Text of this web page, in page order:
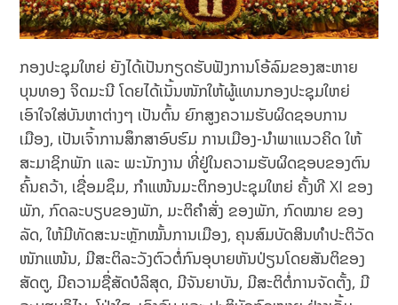
ກອງປະຊຸມໃຫຍ່ ຍັງໄດ້ເປັນກຽດຮັບຟັງການໂອ້ລົມຂອງສະຫາຍ
ບຸນທອງ ຈິດມະນີ ໂດຍໄດ້ເນັ້ນໜັກໃຫ້ຜູ້ແທນກອງປະຊຸມໃຫຍ່
ເອົາໃຈໃສ່ບັນຫາຕ່າງໆ ເປັນຕົ້ນ ຍົກສູງຄວາມຮັບຜິດຊອບການ
ເມືອງ, ເປັນເຈົ້າການສຶກສາອົບຮົມ ການເມືອງ-ນໍາພາແນວຄິດ ໃຫ້
ສະມາຊິກພັກ ແລະ ພະນັກງານ ທີ່ຢູ່ໃນຄວາມຮັບຜິດຊອບຂອງຕົນ
ຄົ້ນຄວ້າ, ເຊື່ອມຊຶມ, ກໍາແໜ້ນມະຕິກອງປະຊຸມໃຫຍ່ ຄັ້ງທີ XI ຂອງ
ພັກ, ກົດລະບຽບຂອງພັກ, ມະຕິຄໍາສັ່ງ ຂອງພັກ, ກົດໝາຍ ຂອງ
ລັດ, ໃຫ້ມີທັດສະນະຫຼັກໝັ້ນການເມືອງ, ຄຸນສົມບັດສິນທໍາປະຕິວັດ
ໜັກແໜ້ນ, ມີສະຕິລະວັງຕົວຕໍ່ກົນອຸບາຍຫັນປ່ຽນໂດຍສັນຕິຂອງ
ສັດຕູ, ມີຄວາມຊື່ສັດບໍລິສຸດ, ມີຈັນຍາບັນ, ມີສະຕິຕໍ່ການຈັດຕັ້ງ, ມີ